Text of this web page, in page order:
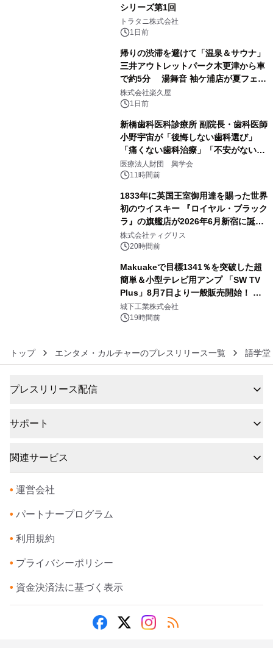
シリーズ第1回
トラタニ株式会社
1日前
帰りの渋滞を避けて「温泉＆サウナ」
三井アウトレットパーク木更津から車
で約5分 湯舞音 袖ケ浦店が夏フェア
メニューを提供
株式会社楽久屋
1日前
新橋歯科医科診療所 副院長・歯科医師
小野宇宙が「後悔しない歯科選び」
「痛くない歯科治療」「不安がない治
療計画」をテーマに専門監修
医療法人財団 興学会
11時間前
1833年に英国王室御用達を賜った世界
初のウイスキー 『ロイヤル・ブラック
ラ』の旗艦店が2026年6月新宿に誕
生 バカルディ ジャパンと連携した
没入型バー「BAR Arca」
株式会社ティグリス
20時間前
Makuakeで目標1341％を突破した超
簡単＆小型テレビ用アンプ 「SW TV
Plus」8月7日より一般販売開始！ ケ
ーブル1本つなぐだけ、テレビの音が
ぐっと豊かに
城下工業株式会社
19時間前
トップ エンタメ・カルチャーのプレスリリース一覧 語学堂
プレスリリース配信
サポート
関連サービス
• 運営会社
• パートナープログラム
• 利用規約
• プライバシーポリシー
• 資金決済法に基づく表示